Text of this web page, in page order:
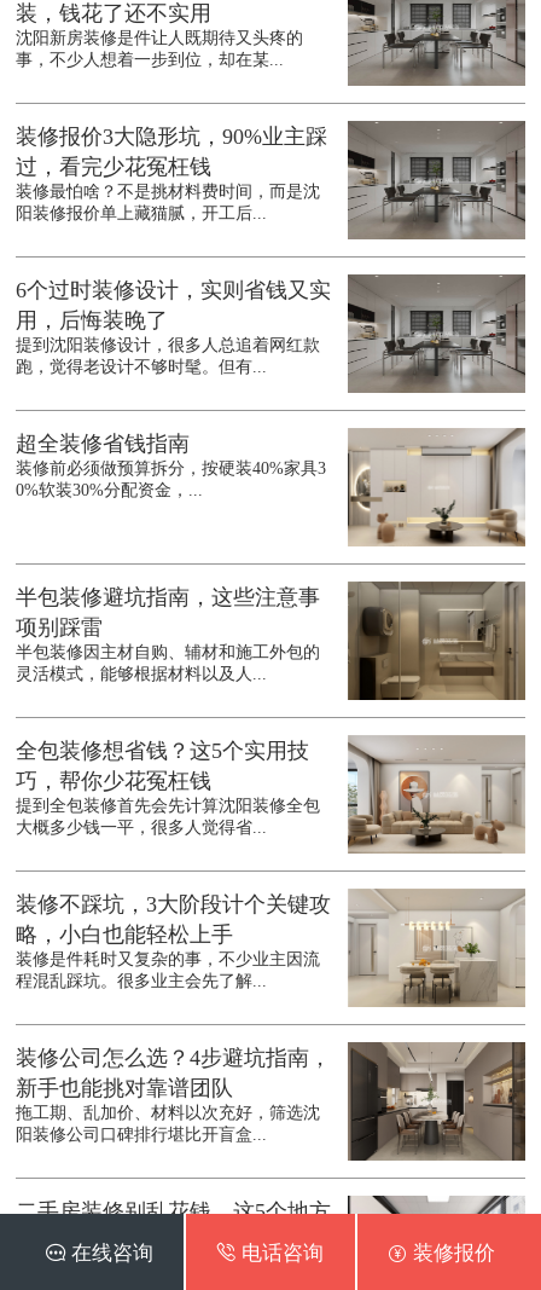
装，钱花了还不实用
沈阳新房装修是件让人既期待又头疼的
事，不少人想着一步到位，却在某...
装修报价3大隐形坑，90%业主踩
过，看完少花冤枉钱
装修最怕啥？不是挑材料费时间，而是沈
阳装修报价单上藏猫腻，开工后...
6个过时装修设计，实则省钱又实
用，后悔装晚了
提到沈阳装修设计，很多人总追着网红款
跑，觉得老设计不够时髦。但有...
超全装修省钱指南
装修前必须做预算拆分，按硬装40%家具3
0%软装30%分配资金，...
半包装修避坑指南，这些注意事
项别踩雷
半包装修因主材自购、辅材和施工外包的
灵活模式，能够根据材料以及人...
全包装修想省钱？这5个实用技
巧，帮你少花冤枉钱
提到全包装修首先会先计算沈阳装修全包
大概多少钱一平，很多人觉得省...
装修不踩坑，3大阶段计个关键攻
略，小白也能轻松上手
装修是件耗时又复杂的事，不少业主因流
程混乱踩坑。很多业主会先了解...
装修公司怎么选？4步避坑指南，
新手也能挑对靠谱团队
拖工期、乱加价、材料以次充好，筛选沈
阳装修公司口碑排行堪比开盲盒...
二手房装修别乱花钱，这5个地方
能省则省，实用又靠谱
不少人入手二手房后，总想着彻底翻新，
 在线咨询  电话咨询  装修报价